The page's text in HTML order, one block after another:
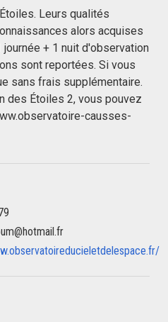
Leurs qualités
alors acquises
+ 1 nuit d'observation
sont reportées. Si vous
sans frais supplémentaire.
des Étoiles 2, vous pouvez
causses-